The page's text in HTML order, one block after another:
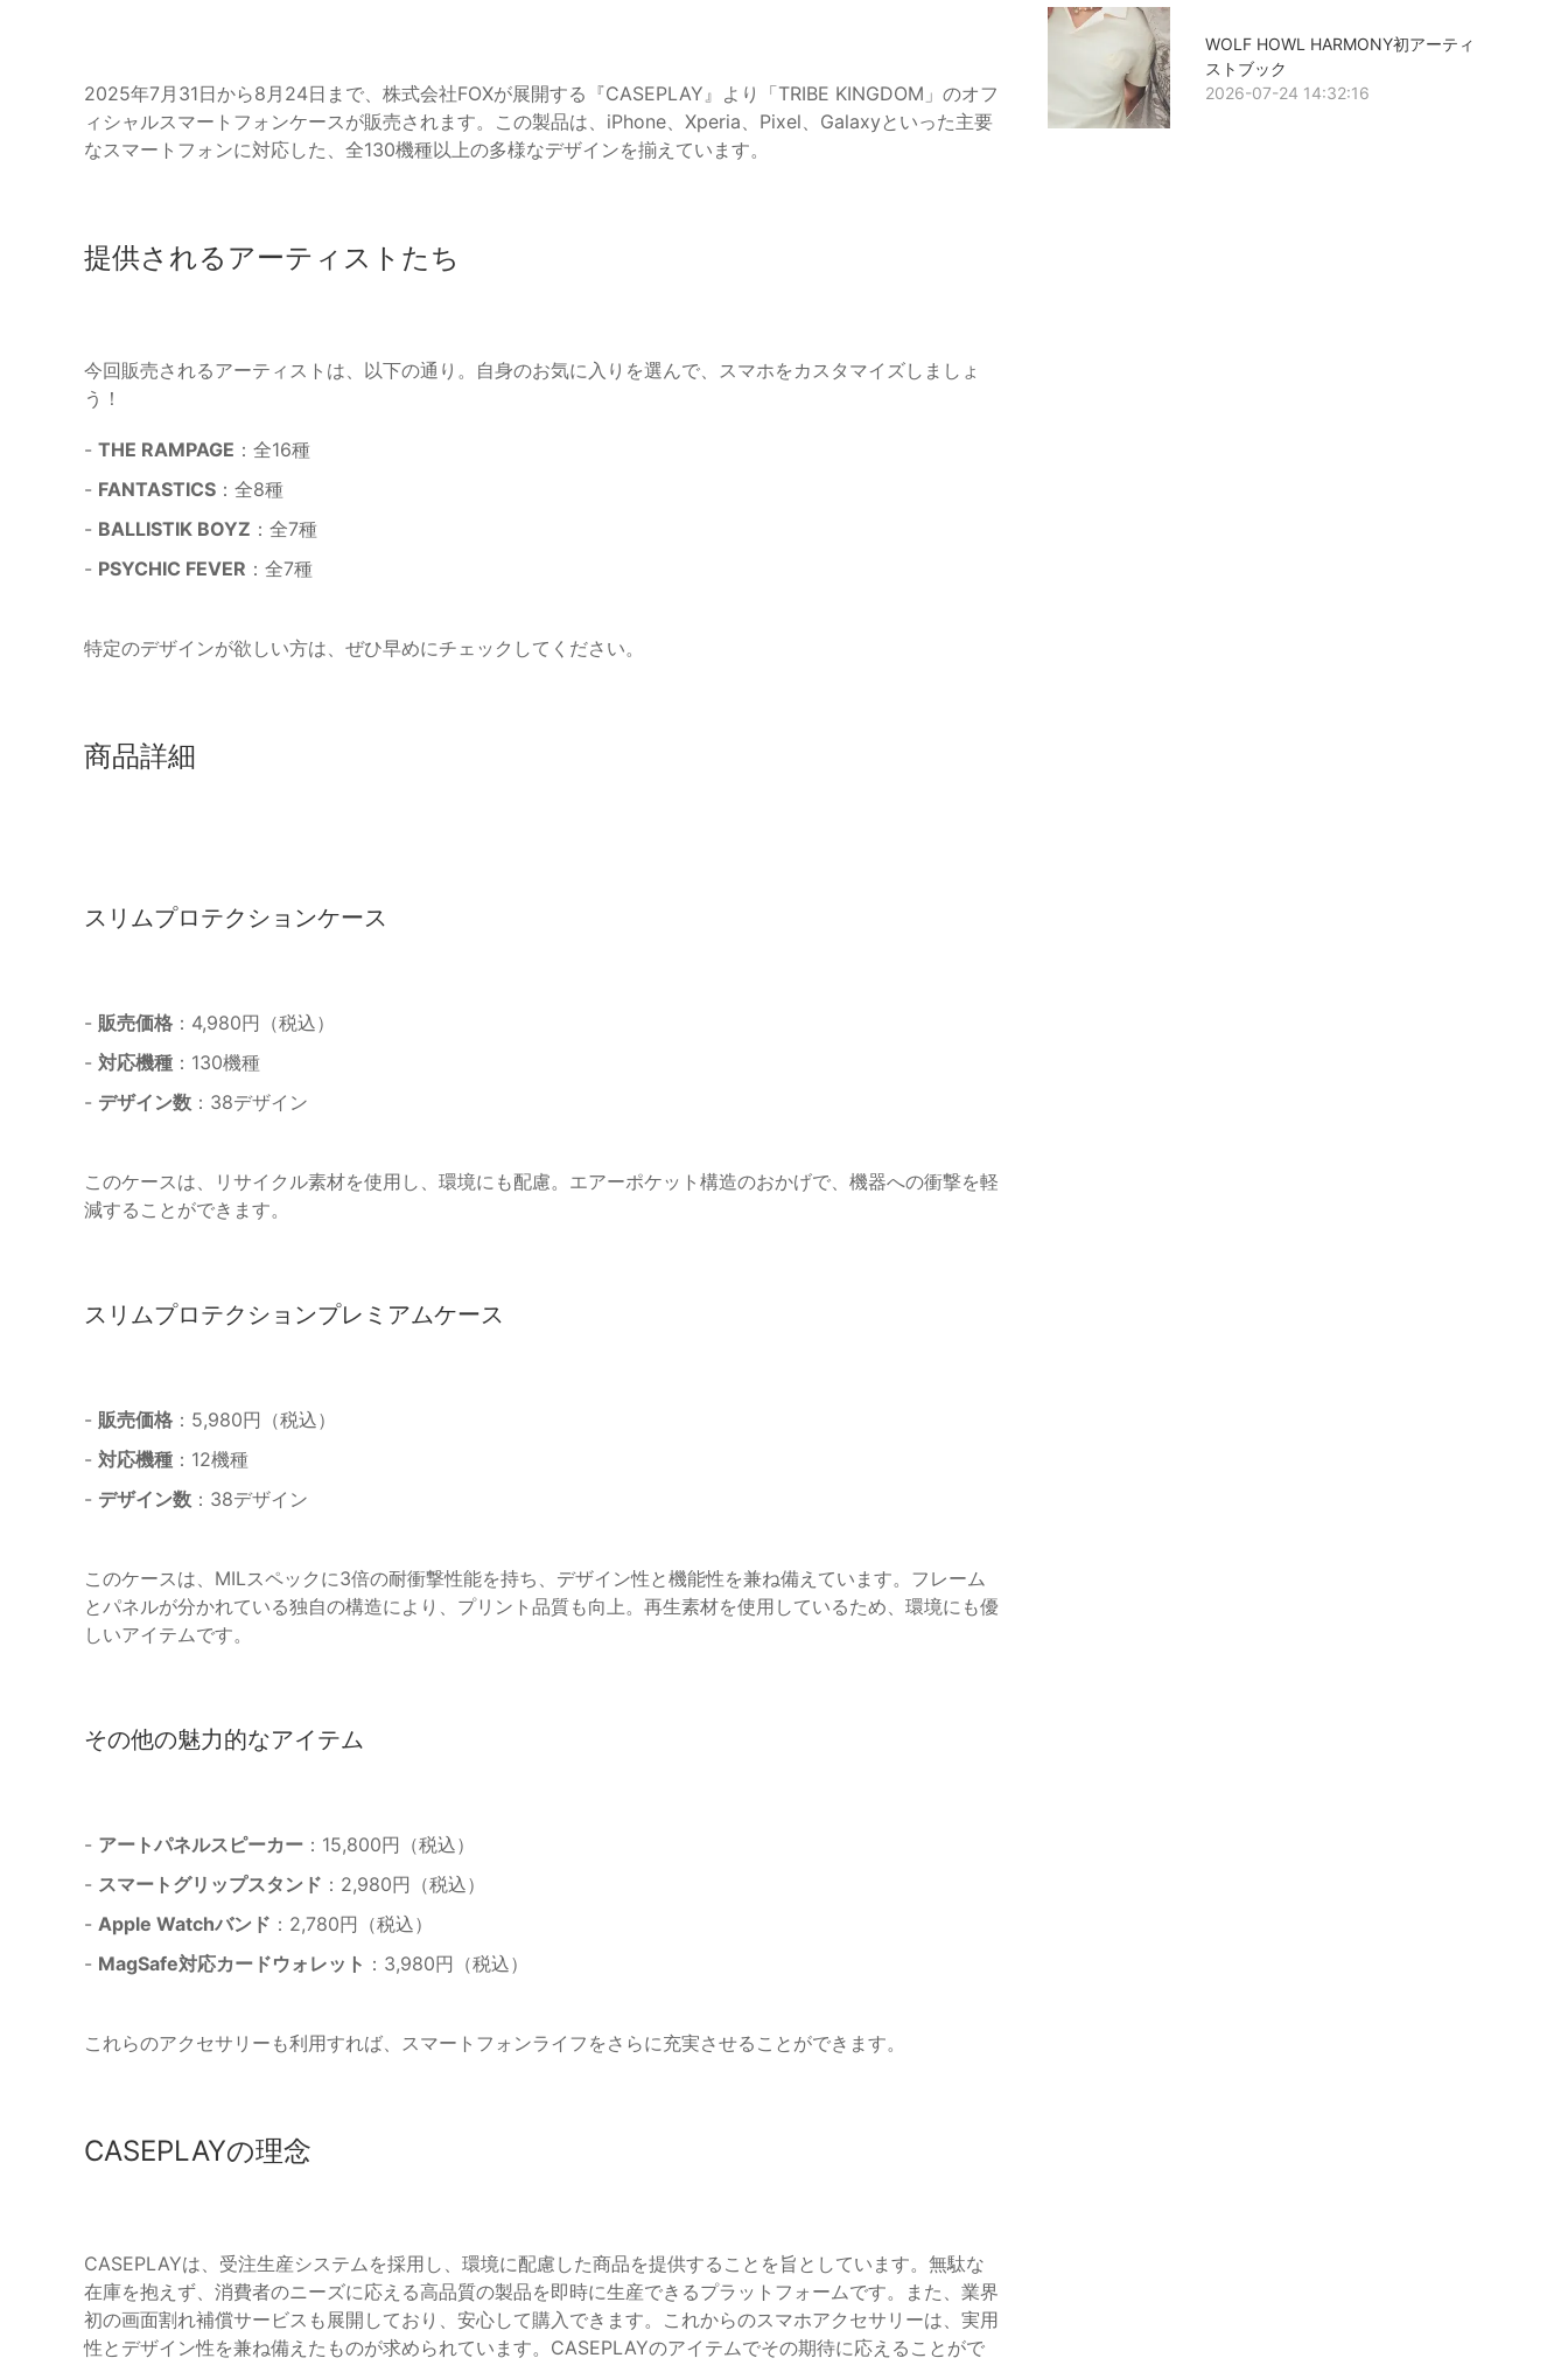
2025年7月31日から8月24日まで、株式会社FOXが展開する『CASEPLAY』より「TRIBE KINGDOM」のオフ
ィシャルスマートフォンケースが販売されます。この製品は、iPhone、Xperia、Pixel、Galaxyといった主要
なスマートフォンに対応した、全130機種以上の多様なデザインを揃えています。
提供されるアーティストたち
今回販売されるアーティストは、以下の通り。自身のお気に入りを選んで、スマホをカスタマイズしましょ
う！
- THE RAMPAGE ：全16種
- FANTASTICS ：全8種
- BALLISTIK BOYZ ：全7種
- PSYCHIC FEVER ：全7種
特定のデザインが欲しい方は、ぜひ早めにチェックしてください。
商品詳細
スリムプロテクションケース
- 販売価格 ：4,980円（税込）
- 対応機種 ：130機種
- デザイン数 ：38デザイン
このケースは、リサイクル素材を使用し、環境にも配慮。エアーポケット構造のおかげで、機器への衝撃を軽
減することができます。
スリムプロテクションプレミアムケース
- 販売価格 ：5,980円（税込）
- 対応機種 ：12機種
- デザイン数 ：38デザイン
このケースは、MILスペックに3倍の耐衝撃性能を持ち、デザイン性と機能性を兼ね備えています。フレーム
とパネルが分かれている独自の構造により、プリント品質も向上。再生素材を使用しているため、環境にも優
しいアイテムです。
その他の魅力的なアイテム
- アートパネルスピーカー ：15,800円（税込）
- スマートグリップスタンド ：2,980円（税込）
- Apple Watchバンド ：2,780円（税込）
- MagSafe対応カードウォレット ：3,980円（税込）
これらのアクセサリーも利用すれば、スマートフォンライフをさらに充実させることができます。
CASEPLAYの理念
CASEPLAYは、受注生産システムを採用し、環境に配慮した商品を提供することを旨としています。無駄な
在庫を抱えず、消費者のニーズに応える高品質の製品を即時に生産できるプラットフォームです。また、業界
初の画面割れ補償サービスも展開しており、安心して購入できます。これからのスマホアクセサリーは、実用
性とデザイン性を兼ね備えたものが求められています。CASEPLAYのアイテムでその期待に応えることがで
WOLF HOWL HARMONY初アーティ
ストブック
2026-07-24 14:32:16